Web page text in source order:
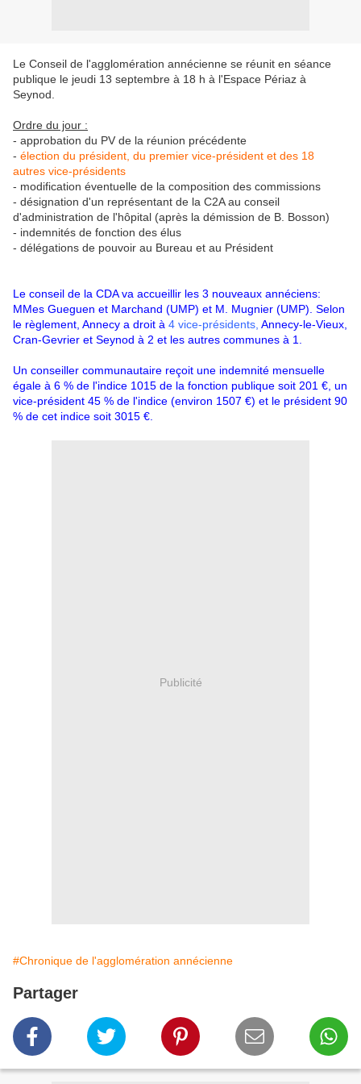
Le Conseil de l'agglomération annécienne se réunit en séance
publique le jeudi 13 septembre à 18 h à l'Espace Périaz à
Seynod.
Ordre du jour :
- approbation du PV de la réunion précédente
- élection du président, du premier vice-président et des 18
autres vice-présidents
- modification éventuelle de la composition des commissions
- désignation d'un représentant de la C2A au conseil
d'administration de l'hôpital (après la démission de B. Bosson)
- indemnités de fonction des élus
- délégations de pouvoir au Bureau et au Président
Le conseil de la CDA va accueillir les 3 nouveaux annéciens:
MMes Gueguen et Marchand (UMP) et M. Mugnier (UMP). Selon
le règlement, Annecy a droit à 4 vice-présidents, Annecy-le-Vieux,
Cran-Gevrier et Seynod à 2 et les autres communes à 1.
Un conseiller communautaire reçoit une indemnité mensuelle
égale à 6 % de l'indice 1015 de la fonction publique soit 201 €, un
vice-président 45 % de l'indice (environ 1507 €) et le président 90
% de cet indice soit 3015 €.
Publicité
#Chronique de l'agglomération annécienne
Partager